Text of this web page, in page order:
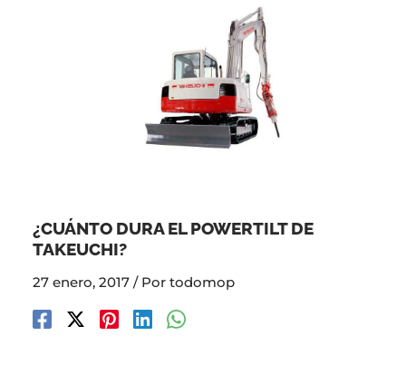
¿CUÁNTO DURA EL POWERTILT DE
TAKEUCHI?
27 enero, 2017 / Por todomop